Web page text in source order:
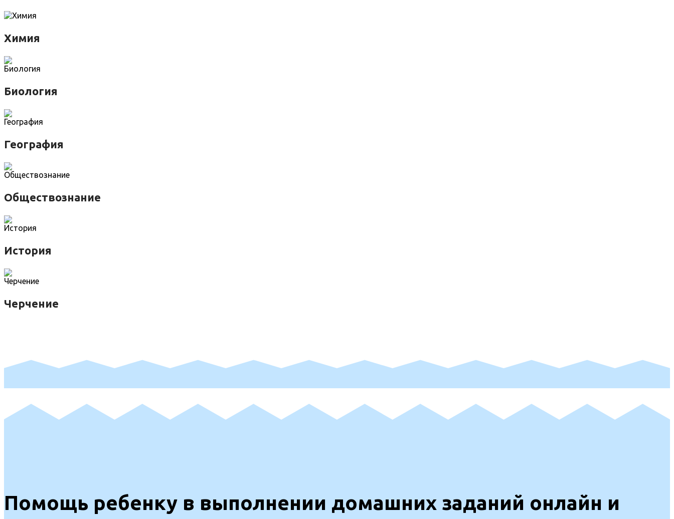
Химия
Биология
География
Обществознание
История
Черчение
Помощь ребенку в выполнении домашних заданий онлайн и